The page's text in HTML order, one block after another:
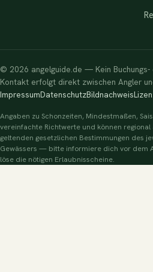
© 2026 angelguide.de — Kein
Kontakt erfolgt direkt zwischen Angler
ImpressumDatenschutzBildnachweis
Angaben zu Schonzeiten, Mindestmaßen,
vereinfachte Richtwerte und können
geltenden gesetzlichen Bestimmungen des
Gewässers — bitte informiere dich vor dem
löse die nötigen Erlaubnisscheine.